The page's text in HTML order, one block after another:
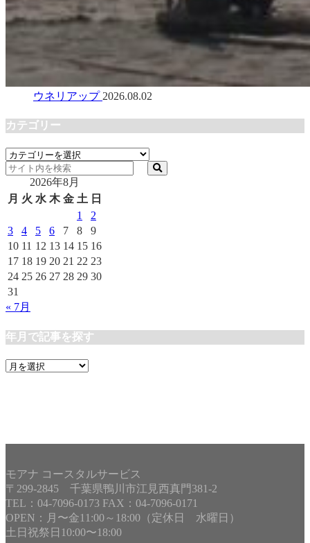
ウネリアップ 2026.08.02
カテゴリー
カ
テ
リ
2026年8月
月 火 水 木 金 土 日
1
2
3
4 5 6 7 8
9
10 11 12 13 14 15 16
17 18 19 20 21 22 23
24 25 26 27 28 29 30
31
« 7月
年月で記事を探す
年
モアナ コースタルサービス
〒299-2845 千葉県鴨川市江見西真門381-2
TEL：04-7096-0173 FAX：04-7096-0171
OPEN：月〜金11:00～18:00（定休日 水曜日）
土日祝祭日10:00〜18:00